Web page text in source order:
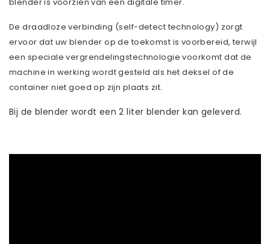
De draadloze verbinding (self-detect technology) zorgt
ervoor dat uw blender op de toekomst is voorbereid, terwijl
een speciale vergrendelingstechnologie voorkomt dat de
machine in werking wordt gesteld als het deksel of de
container niet goed op zijn plaats zit.
Bij de blender wordt een 2 liter blender kan geleverd.